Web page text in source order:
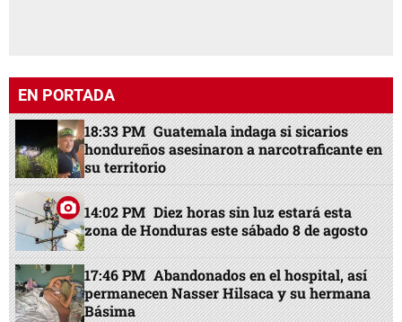
EN PORTADA
18:33 PM Guatemala indaga si sicarios
hondureños asesinaron a narcotraficante en
su territorio
14:02 PM Diez horas sin luz estará esta
zona de Honduras este sábado 8 de agosto
17:46 PM Abandonados en el hospital, así
permanecen Nasser Hilsaca y su hermana
Básima